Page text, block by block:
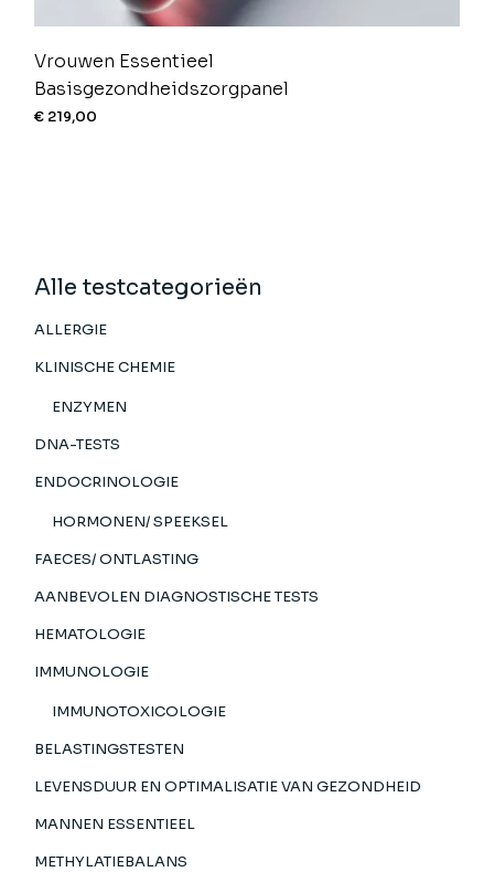
Vrouwen Essentieel
Basisgezondheidszorgpanel
€ 219,00
Alle testcategorieën
ALLERGIE
KLINISCHE CHEMIE
ENZYMEN
DNA-TESTS
ENDOCRINOLOGIE
HORMONEN/ SPEEKSEL
FAECES/ ONTLASTING
AANBEVOLEN DIAGNOSTISCHE TESTS
HEMATOLOGIE
IMMUNOLOGIE
IMMUNOTOXICOLOGIE
BELASTINGSTESTEN
LEVENSDUUR EN OPTIMALISATIE VAN GEZONDHEID
MANNEN ESSENTIEEL
METHYLATIEBALANS